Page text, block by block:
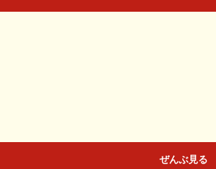
ぜんぶ見る